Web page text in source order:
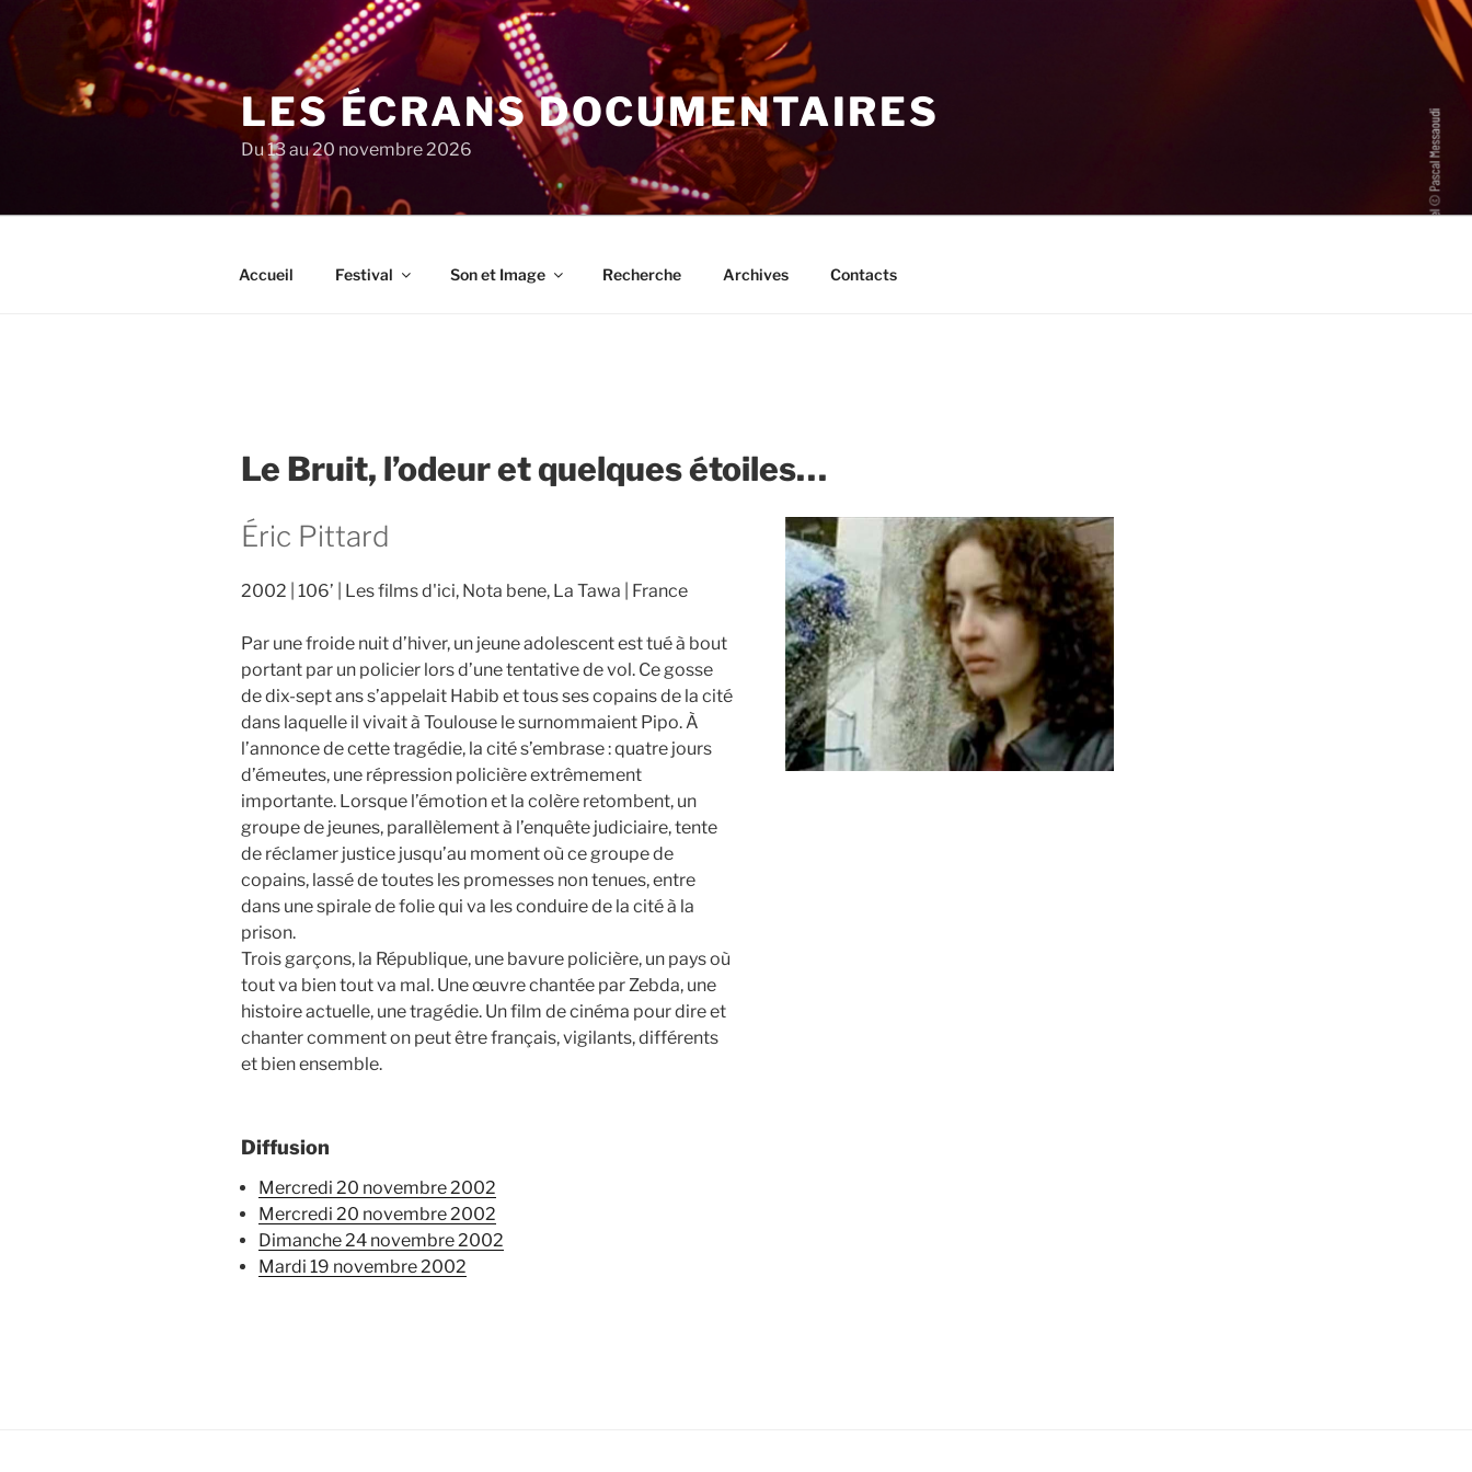
au
contenu
principal
LES ÉCRANS DOCUMENTAIRES
Du 13 au 20 novembre 2026
Accueil Festival Son et Image Recherche Archives Contacts
Le Bruit, l’odeur et quelques étoiles…
Éric Pittard
2002 106’ Les films d'ici, Nota bene, La Tawa France
Par une froide nuit d’hiver, un jeune adolescent est tué à bout
portant par un policier lors d’une tentative de vol. Ce gosse
de dix-sept ans s’appelait Habib et tous ses copains de la cité
dans laquelle il vivait à Toulouse le surnommaient Pipo. À
l’annonce de cette tragédie, la cité s’embrase : quatre jours
d’émeutes, une répression policière extrêmement
importante. Lorsque l’émotion et la colère retombent, un
groupe de jeunes, parallèlement à l’enquête judiciaire, tente
de réclamer justice jusqu’au moment où ce groupe de
copains, lassé de toutes les promesses non tenues, entre
dans une spirale de folie qui va les conduire de la cité à la
prison.
Trois garçons, la République, une bavure policière, un pays où
tout va bien tout va mal. Une œuvre chantée par Zebda, une
histoire actuelle, une tragédie. Un film de cinéma pour dire et
chanter comment on peut être français, vigilants, différents
et bien ensemble.
Diffusion
mercredi 20 novembre 2002
mercredi 20 novembre 2002
dimanche 24 novembre 2002
mardi 19 novembre 2002